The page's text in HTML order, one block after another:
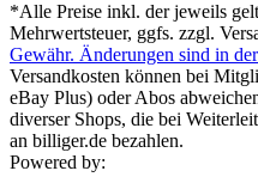
*Alle Preise inkl. der jeweils
Mehrwertsteuer, ggfs. zzgl.
Gewähr. Änderungen sind in
Versandkosten können bei
eBay Plus) oder Abos
diverser Shops, die bei
an billiger.de bezahlen.
Powered by: